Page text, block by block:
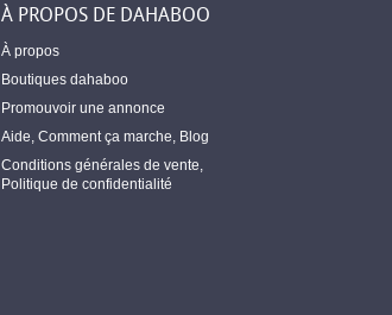
À PROPOS DE DAHABOO
À propos
Boutiques dahaboo
Promouvoir une annonce
Aide Comment ça marche Blog
Conditions générales de vente
Politique de confidentialité